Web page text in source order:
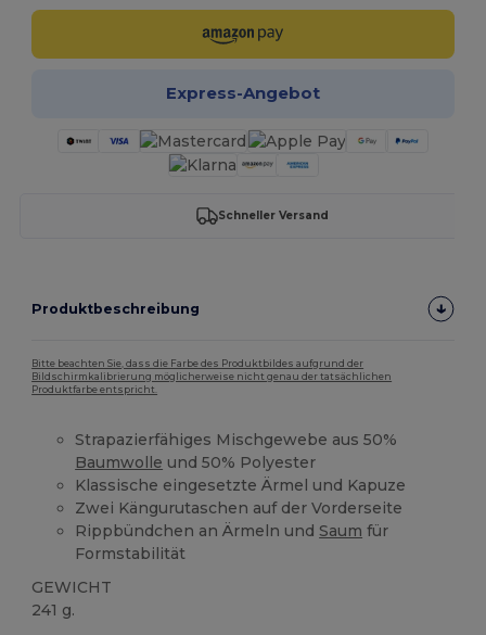
Express-Angebot
Schneller Versand
Produktbeschreibung
Bitte beachten Sie, dass die Farbe des Produktbildes aufgrund der
Bildschirmkalibrierung möglicherweise nicht genau der tatsächlichen
Produktfarbe entspricht.
Strapazierfähiges Mischgewebe aus 50%
Baumwolle und 50% Polyester
Klassische eingesetzte Ärmel und Kapuze
Zwei Kängurutaschen auf der Vorderseite
Rippbündchen an Ärmeln undSaum für
Formstabilität
GEWICHT
241 g.